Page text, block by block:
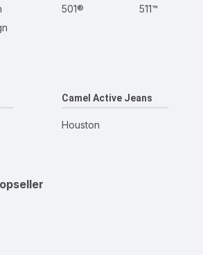
501® 511™
Camel Active Jeans
Houston